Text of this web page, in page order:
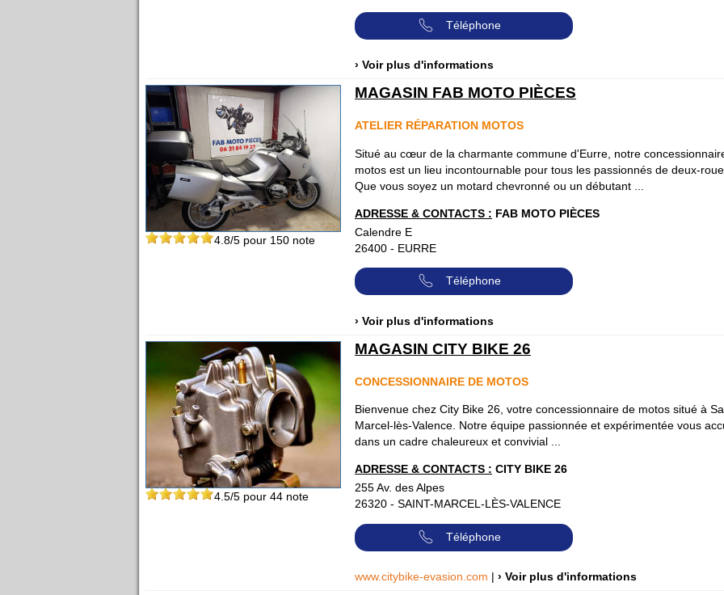
Téléphone
› Voir plus d'informations
4.8/5 pour 150 note
MAGASIN FAB MOTO PIÈCES
ATELIER RÉPARATION MOTOS
Situé au cœur de la charmante commune d'Eurre, notre
motos est un lieu incontournable pour tous les passionnés de deux-
Que vous soyez un motard chevronné ou un débutant ...
ADRESSE & CONTACTS : FAB MOTO PIÈCES
Calendre E
26400 - EURRE
Téléphone
› Voir plus d'informations
4.5/5 pour 44 note
MAGASIN CITY BIKE 26
CONCESSIONNAIRE DE MOTOS
Bienvenue chez City Bike 26, votre concessionnaire de motos situé à
Marcel-lès-Valence. Notre équipe passionnée et expérimentée vous
dans un cadre chaleureux et convivial ...
ADRESSE & CONTACTS : CITY BIKE 26
255 Av. des Alpes
26320 - SAINT-MARCEL-LÈS-VALENCE
Téléphone
www.citybike-evasion.com | › Voir plus d'informations